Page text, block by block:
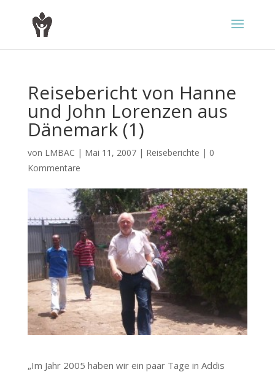
Reisebericht von Hanne
und John Lorenzen aus
Dänemark (1)
von LMBAC | Mai 11, 2007| Reiseberichte | 0
Kommentare
„Im Jahr 2005 haben wir ein paar Tage in Addis